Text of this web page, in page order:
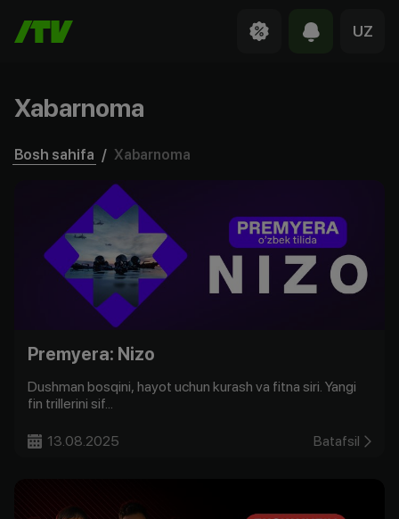
UZ
Xabarnoma
Bosh sahifa / Xabarnoma
Premyera: Nizo
Dushman bosqini, hayot uchun kurash va fitna siri. Yangi
fin trillerini sif...
13.08.2025 Batafsil